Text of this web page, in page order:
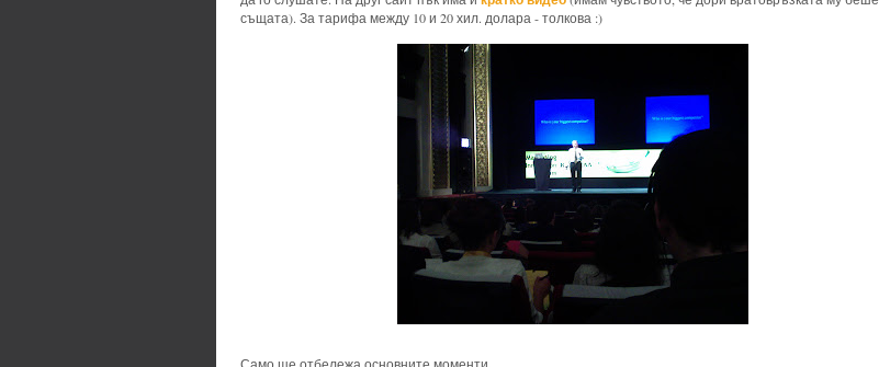
същата). За тарифа между 10 и 20 хил. долара - толкова :)